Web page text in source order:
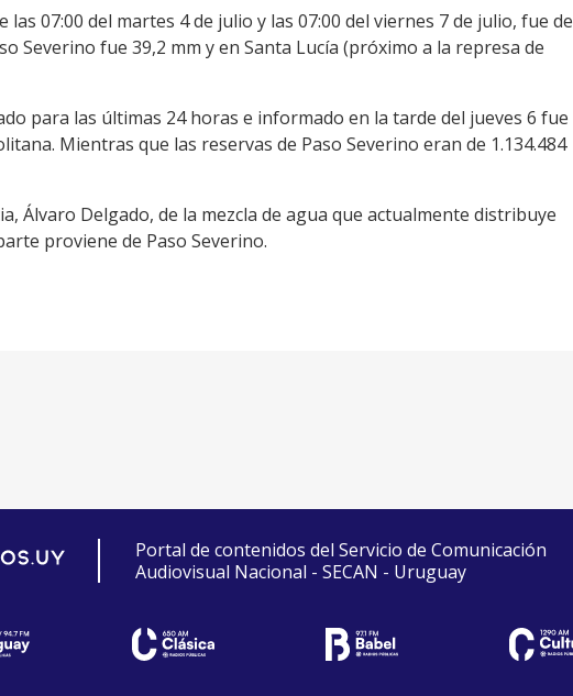
07:00 del martes 4 de julio y las 07:00 del viernes 7 de julio, fue de
Severino fue 39,2 mm y en Santa Lucía (próximo a la represa de
para las últimas 24 horas e informado en la tarde del jueves 6 fue
Mientras que las reservas de Paso Severino eran de 1.134.484
Álvaro Delgado, de la mezcla de agua que actualmente distribuye
proviene de Paso Severino.
Portal de contenidos del Servicio de Comunicación
Audiovisual Nacional - SECAN - Uruguay